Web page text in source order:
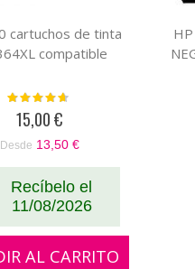
cartuchos de tinta
compatible
Valoración:
15,00 €
Desde 13,50 €
Recíbelo el
11/08/2026
AL CARRITO